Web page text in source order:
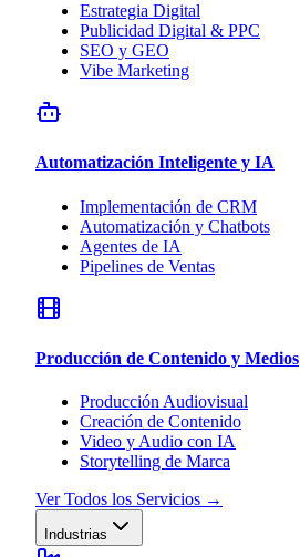
Estrategia Digital
Publicidad Digital & PPC
SEO y GEO
Vibe Marketing
Automatización Inteligente y IA
Implementación de CRM
Automatización y Chatbots
Agentes de IA
Pipelines de Ventas
Producción de Contenido y Medios
Producción Audiovisual
Creación de Contenido
Video y Audio con IA
Storytelling de Marca
Ver Todos los Servicios →
Industrias